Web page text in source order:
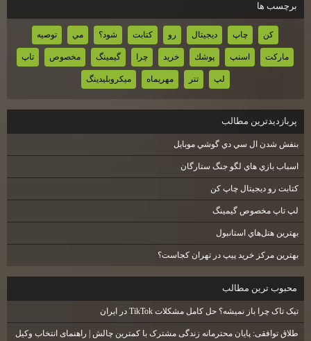
برچسب ها
كن چاپ ديجيتال رو كتابت شود؟ مي توصيه
ماركت اسنپ پوشك خريد چرا گيمينگ مخصوص تاپ
لپ تتر مهريماه ميكروبليدينگ
پربازديدترين مطالب
بنفش شدن ال سي دي گوشي موبايل
اسباب بازي هاي لگو جنگ ستارگان
كتابت رو ديجيتال چاپ كن
لپ تاپ مخصوص گيمينگ
بهترين هتل‌هاي استانبول
بهترین مرکز خرید پیپ در تهران کجاست؟
محبوب ترين مطالب
تیک تاک چرا باز نمیشه؟ حل کامل مشکلات TikTok در ایران
طلاق توافقی: پایان محترمانه زندگی مشترک با کمترین چالش | راهنمای انتخاب وکیل